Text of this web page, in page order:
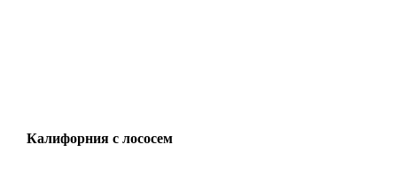
Калифорния с лососем